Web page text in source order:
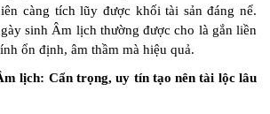
càng tích lũy được khối tài sản đáng nể.
sinh Âm lịch thường được cho là gắn liền
ổn định, âm thầm mà hiệu quả.
lịch: Cẩn trọng, uy tín tạo nên tài lộc lâu